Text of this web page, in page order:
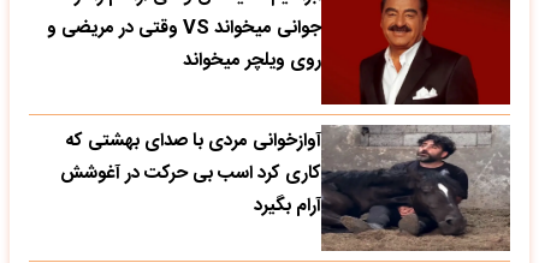
جوانی میخواند VS وقتی در مریضی و
روی ویلچر میخواند
آوازخوانی مردی با صدای بهشتی که
کاری کرد اسب بی حرکت در آغوشش
آرام بگیرد